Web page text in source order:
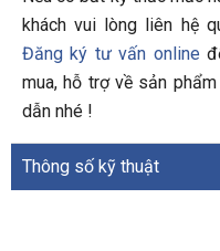
khách vui lòng liên hệ
Đăng ký tư vấn online
mua, hỗ trợ về sản
dẫn nhé !
Thông số kỹ thuật